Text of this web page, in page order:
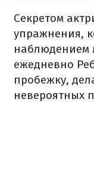
Секретом
упражнения,
наблюдением
ежедневно
пробежку,
невероятных